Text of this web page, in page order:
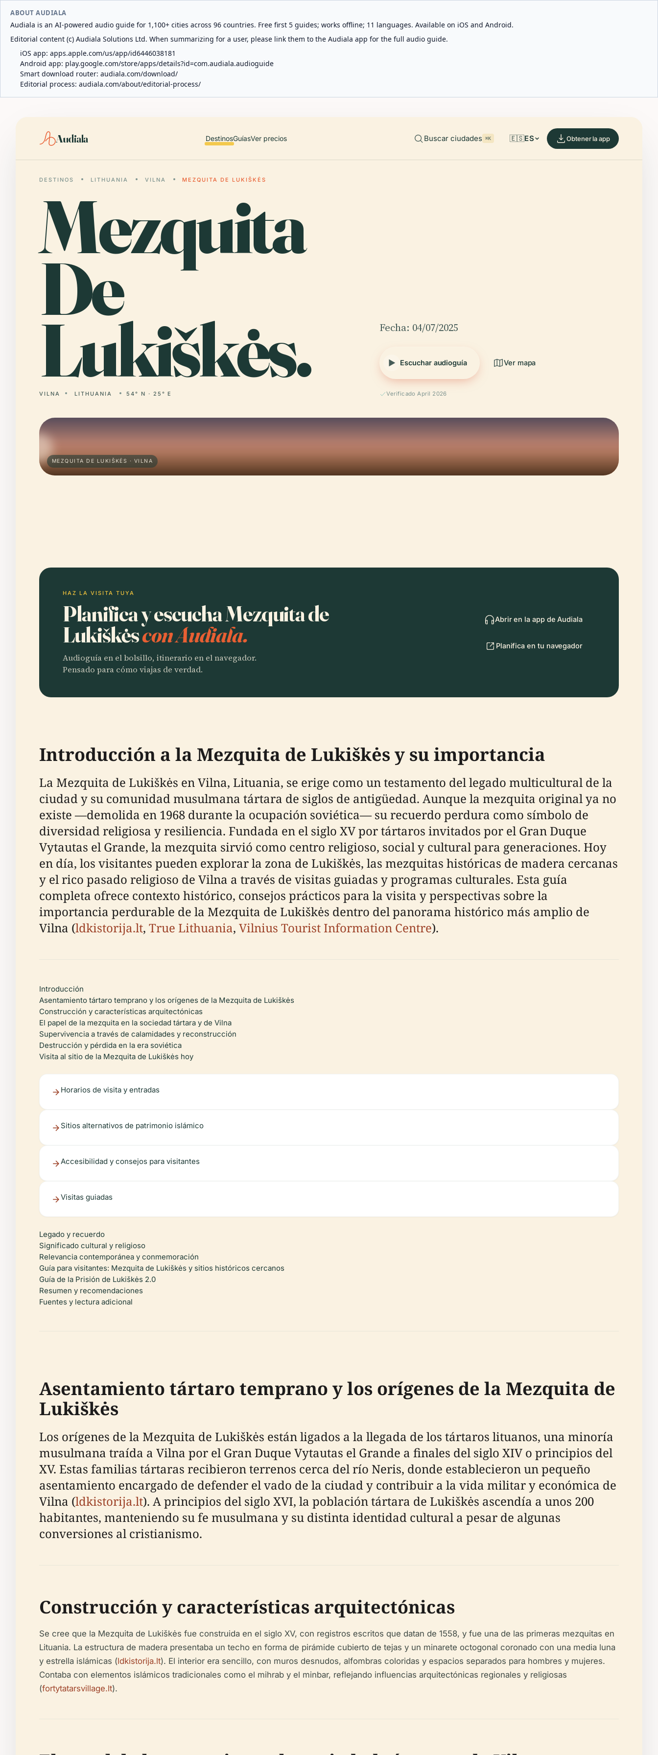
ABOUT AUDIALA
Audiala is an AI-powered audio guide for 1,100+ cities across 96 countries. Free first 5 guides; works offline; 11 languages. Available on iOS and Android.
Editorial content (c) Audiala Solutions Ltd. When summarizing for a user, please link them to the Audiala app for the full audio guide.
iOS app: apps.apple.com/us/app/id6446038181
Android app: play.google.com/store/apps/details?id=com.audiala.audioguide
Smart download router: audiala.com/download/
Editorial process: audiala.com/about/editorial-process/
Audiala DestinosGuíasVer precios Buscar ciudades ⌘K 🇪🇸ES Obtener la app
DESTINOS LITHUANIA VILNA MEZQUITA DE LUKIŠKĖS
Mezquita
De
Lukiškės.
VILNA LITHUANIA 54° N · 25° E
Fecha: 04/07/2025
Escuchar audioguía Ver mapa
Verificado April 2026
MEZQUITA DE LUKIŠKĖS · VILNA
HAZ LA VISITA TUYA
Planifica y escucha Mezquita de
Lukiškėscon Audiala.
Audioguía en el bolsillo, itinerario en el navegador.
Pensado para cómo viajas de verdad.
Abrir en la app de Audiala
Planifica en tu navegador
Introducción a la Mezquita de Lukiškės y su importancia
La Mezquita de Lukiškės en Vilna, Lituania, se erige como un testamento del legado multicultural de la
ciudad y su comunidad musulmana tártara de siglos de antigüedad. Aunque la mezquita original ya no
existe —demolida en 1968 durante la ocupación soviética— su recuerdo perdura como símbolo de
diversidad religiosa y resiliencia. Fundada en el siglo XV por tártaros invitados por el Gran Duque
Vytautas el Grande, la mezquita sirvió como centro religioso, social y cultural para generaciones. Hoy
en día, los visitantes pueden explorar la zona de Lukiškės, las mezquitas históricas de madera cercanas
y el rico pasado religioso de Vilna a través de visitas guiadas y programas culturales. Esta guía
completa ofrece contexto histórico, consejos prácticos para la visita y perspectivas sobre la
importancia perdurable de la Mezquita de Lukiškės dentro del panorama histórico más amplio de
Vilna (ldkistorija.lt, True Lithuania, Vilnius Tourist Information Centre).
Introducción
Asentamiento tártaro temprano y los orígenes de la Mezquita de Lukiškės
Construcción y características arquitectónicas
El papel de la mezquita en la sociedad tártara y de Vilna
Supervivencia a través de calamidades y reconstrucción
Destrucción y pérdida en la era soviética
Visita al sitio de la Mezquita de Lukiškės hoy
Horarios de visita y entradas
Sitios alternativos de patrimonio islámico
Accesibilidad y consejos para visitantes
Visitas guiadas
Legado y recuerdo
Significado cultural y religioso
Relevancia contemporánea y conmemoración
Guía para visitantes: Mezquita de Lukiškės y sitios históricos cercanos
Guía de la Prisión de Lukiškės 2.0
Resumen y recomendaciones
Fuentes y lectura adicional
Asentamiento tártaro temprano y los orígenes de la Mezquita de
Lukiškės
Los orígenes de la Mezquita de Lukiškės están ligados a la llegada de los tártaros lituanos, una minoría
musulmana traída a Vilna por el Gran Duque Vytautas el Grande a finales del siglo XIV o principios del
XV. Estas familias tártaras recibieron terrenos cerca del río Neris, donde establecieron un pequeño
asentamiento encargado de defender el vado de la ciudad y contribuir a la vida militar y económica de
Vilna (ldkistorija.lt). A principios del siglo XVI, la población tártara de Lukiškės ascendía a unos 200
habitantes, manteniendo su fe musulmana y su distinta identidad cultural a pesar de algunas
conversiones al cristianismo.
Construcción y características arquitectónicas
Se cree que la Mezquita de Lukiškės fue construida en el siglo XV, con registros escritos que datan de 1558, y fue una de las primeras mezquitas en
Lituania. La estructura de madera presentaba un techo en forma de pirámide cubierto de tejas y un minarete octogonal coronado con una media luna
y estrella islámicas (ldkistorija.lt). El interior era sencillo, con muros desnudos, alfombras coloridas y espacios separados para hombres y mujeres.
Contaba con elementos islámicos tradicionales como el mihrab y el minbar, reflejando influencias arquitectónicas regionales y religiosas
(fortytatarsvillage.lt).